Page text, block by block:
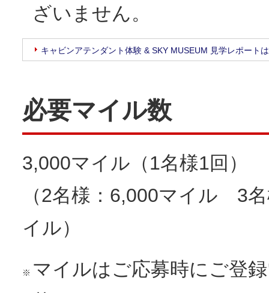
ざいません。
キャビンアテンダント体験 & SKY MUSEUM 見学レポート
必要マイル数
3,000マイル（1名様1回）
（2名様：6,000マイル 3
イル）
※ マイルはご応募時にご登